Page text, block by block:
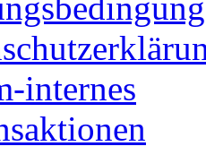
internes